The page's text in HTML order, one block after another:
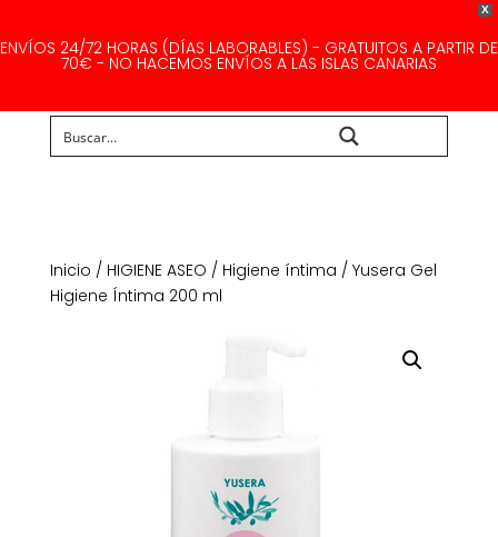
X
ENVÍOS 24/72 HORAS (DÍAS LABORABLES) - GRATUITOS A PARTIR DE
70€ - NO HACEMOS ENVÍOS A LAS ISLAS CANARIAS
Inicio / HIGIENE ASEO / Higiene íntima / Yusera Gel
Higiene Íntima 200 ml